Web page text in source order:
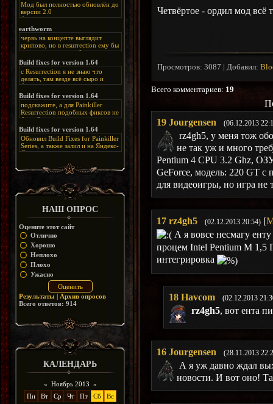
Мод был полностью обновлён до
версии 2.0
Альтернативная
ссылка:
FzzDkRlC8Q
earthworm
червь на концепте выглядит
крипово, но в resurrection ему бы
нашлось место, особенно в
каких-нибудь подземных
катакомбах. жаль, что половину
задумок там вырезали, зато и
рпгшности меньше. build fixes
спасибо что перезалили на
яндекс. а вот в комментах на
сайте у меня пару раз вылезала
левая вставка
https://uzbekmelbet.com/ru/
дико отвлекает от обсуждения
скринов.
Build fixes for version 1.64
с Resurrection я не знаю что
делать, там везде всё сыро и
баговано, от чего и заниматься
этим не хочется, тут либо играть
как есть или искать патчи для
этого дополнения на moddb,
либо же на крайняк играть мод
Resurrection, но настолько что не
особо уже и узнаётся
Build fixes for version 1.64
подскажите, а для Painkiller
Resurrection подобных фиксов не
будет?
Build fixes for version 1.64
Обновил Build Fixes for Painkiller
Series, а также залил и на Яндекс-
Диск
https://disk.yandex.ru/d/_zvZekuO5FTd3Q
НАШ ОПРОС
Оцените этот сайт
Отлично
Хорошо
Неплохо
Плохо
Ужасно
Результаты | Архив опросов
Всего ответов: 914
КАЛЕНДАРЬ
« Ноябрь 2013 »
Пн
Вт Ср Чт Пт Сб
Вс
Четвёртое - ордил мод всё
Просмотров: 3087 Добавил:
Всего комментариев: 19
19 Jourgensen (06.12.2013
rz4gh5, у меня тож
не так уж и много
Pentium 4 CPU 3.2 Ghz,
GeForce, модель: 220 GT
для видеоигры, но игра
17 rz4gh5 (02.12.2013 20:54) [
А я вовсе несмагу
процем Intel Pentium M 1,5
интегрировка
18 Havcom (02.12.2013
rz4gh5, вот ента
16 Jourgensen (28.11.2013
А я уж давно ждал
новости. И вот оно!